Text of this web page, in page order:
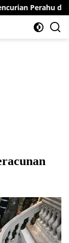
Buol